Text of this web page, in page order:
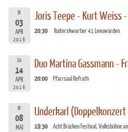
DI
03
APR
2018
Joris Teepe - Kurt Weiss
20:30 Ruiterskwartier 41 Leeuwarden
SA
14
APR
2018
Duo Martina Gassmann -
20:00 Pfarrsaal Refrath
DI
08
MAI
Underkarl
19:30 Acht Brücken Festival, Volksbühne